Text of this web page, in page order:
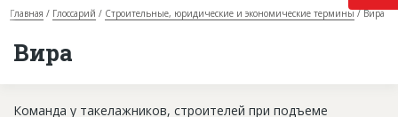
О проекте
База строящихся объектов
Главная Глоссарий Строительные, юридические и экономические термины Вира
Вира
Команда у такелажников, строителей при подъеме